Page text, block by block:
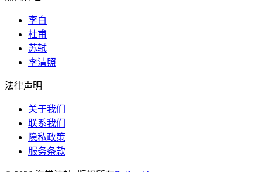
李白
杜甫
苏轼
李清照
法律声明
关于我们
联系我们
隐私政策
服务条款